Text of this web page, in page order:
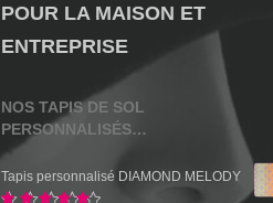
POUR LA MAISON ET
ENTREPRISE
NOS TAPIS DE SOL
PERSONNALISÉS…
Tapis personnalisé DIAMOND MELODY